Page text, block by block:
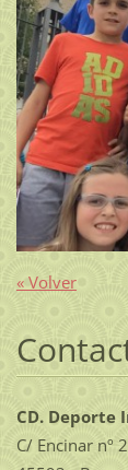
« Volver
CD. Deporte
C/ Encinar nº